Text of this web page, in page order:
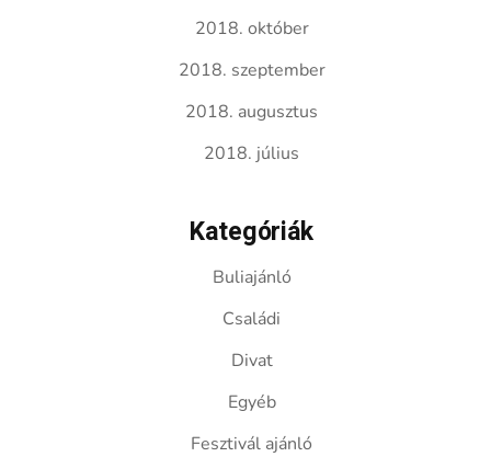
2018. október
2018. szeptember
2018. augusztus
2018. július
Kategóriák
Buliajánló
Családi
Divat
Egyéb
Fesztivál ajánló